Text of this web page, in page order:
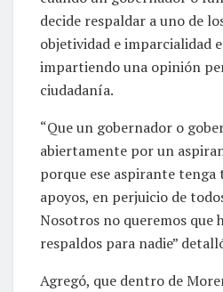
decide respaldar a uno de
objetividad e imparcialidad
impartiendo una opinión
ciudadanía.
“Que un gobernador o
abiertamente por un
porque ese aspirante tenga
apoyos, en perjuicio de
Nosotros no queremos que
respaldos para nadie”
Agregó, que dentro de